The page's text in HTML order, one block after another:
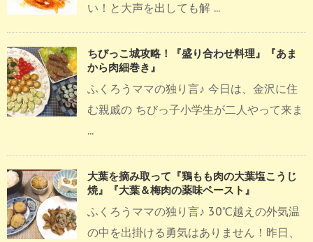
い！と大声を出しても解 ...
ちびっこ城攻略！『盛り合わせ料理』『あま
から肉細巻き』
ふくろうママの独り言♪ 今日は、金沢に住
む親戚の ちびっ子小学生が二人やって来ま
...
大葉を摘み取って『鶏もも肉の大葉塩こうじ
焼』『大葉＆梅肉の薬味ペースト』
ふくろうママの独り言♪ 30℃越えの外気温
の中を出掛ける勇気はありません！昨日、